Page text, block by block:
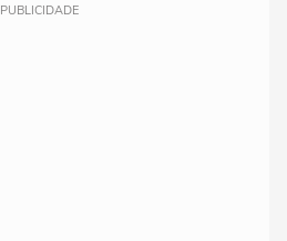
PUBLICIDADE